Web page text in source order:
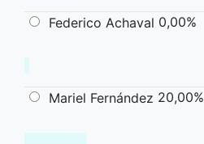
Federico Achaval 0,00%
Mariel Fernández 20,00%